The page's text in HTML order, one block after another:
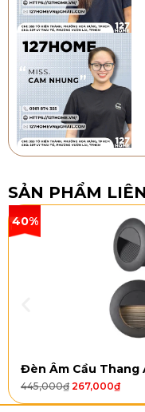
SẢN PHẨM
40%
Đèn Âm Cầu Thang
445,000₫ 267,000₫